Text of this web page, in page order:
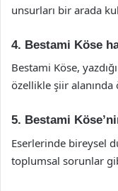
unsurları bir arada
4. Bestami Köse
Bestami Köse,
özellikle şiir
5. Bestami
Eserlerinde bireysel
toplumsal sorunlar